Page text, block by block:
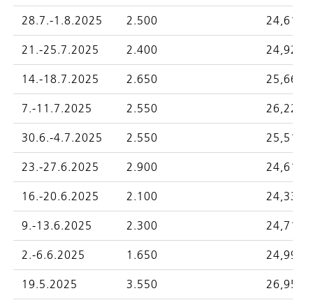
28.7.-1.8.2025 2.500 24,6193
21.-25.7.2025 2.400 24,9296
14.-18.7.2025 2.650 25,6689
7.-11.7.2025 2.550 26,2270
30.6.-4.7.2025 2.550 25,5143
23.-27.6.2025 2.900 24,6194
16.-20.6.2025 2.100 24,3372
9.-13.6.2025 2.300 24,7154
2.-6.6.2025 1.650 24,9922
19.5.2025 3.550 26,9540